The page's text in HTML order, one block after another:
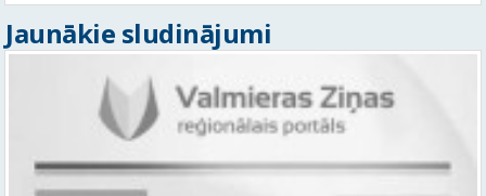
Jaunākie sludinājumi